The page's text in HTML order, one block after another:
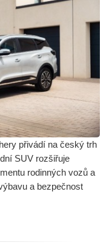
přivádí na český trh
SUV rozšiřuje
rodinných vozů a
a bezpečnost